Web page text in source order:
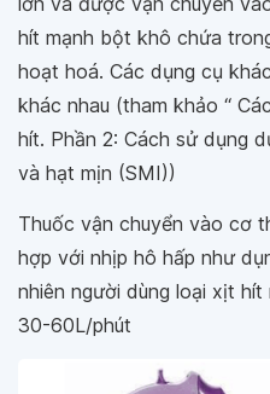
hít mạnh bột khô chứa
hoạt hoá. Các dụng cụ
khác nhau (tham khảo “
hít. Phần 2: Cách sử dụng
và hạt mịn (SMI))
Thuốc vận chuyển vào cơ
hợp với nhịp hô hấp như
nhiên người dùng loại xịt
30-60L/phút